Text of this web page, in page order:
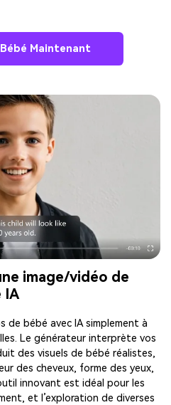
Maintenant
image/vidéo de
IA
de bébé avec IA simplement à
Le générateur interprète vos
des visuels de bébé réalistes,
des cheveux, forme des yeux,
innovant est idéal pour les
et l’exploration de diverses